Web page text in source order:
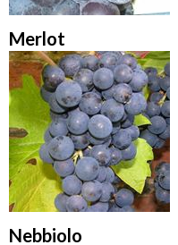
Merlot
Nebbiolo